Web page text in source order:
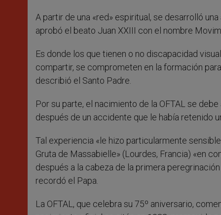
A partir de una «red» espiritual, se desarrolló
aprobó el beato Juan XXIII con el nombre
Es donde los que tienen o no discapacidad
compartir, se comprometen en la formación
describió el Santo Padre.
Por su parte, el nacimiento de la OFTAL se
después de un accidente que le había retenido
Tal experiencia «le hizo particularmente
Gruta de Massabielle» (Lourdes, Francia) «en
después a la cabeza de la primera
recordó el Papa.
La OFTAL, que celebra su 75º aniversario,